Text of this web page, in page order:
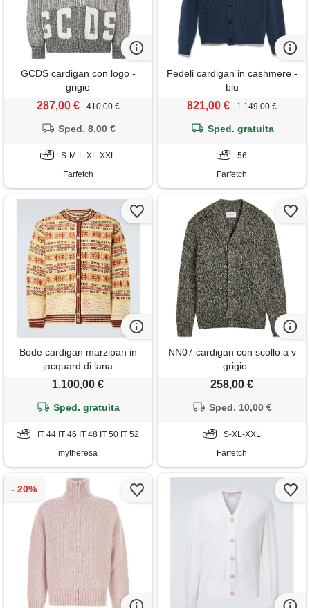
GCDS cardigan con logo -
grigio
287,00 € 410,00 €
Sped. 8,00 €
S-M-L-XL-XXL
Farfetch
Fedeli cardigan in cashmere -
blu
821,00 € 1.149,00 €
Sped. gratuita
56
Farfetch
Bode cardigan marzipan in
jacquard di lana
1.100,00 €
Sped. gratuita
IT 44 IT 46 IT 48 IT 50 IT 52
mytheresa
NN07 cardigan con scollo a v
- grigio
258,00 €
Sped. 10,00 €
S-XL-XXL
Farfetch